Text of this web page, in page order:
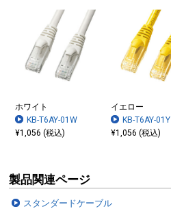
ホワイト
KB-T6AY-01W
¥1,056 (税込)
イエロー
KB-T6AY-01Y
¥1,056 (税込)
製品関連ページ
スタンダードケーブル